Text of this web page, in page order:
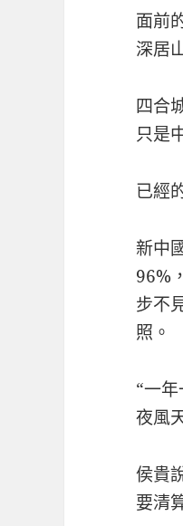
面前
深居
四合
只是
已經
新中
96%
步不
照。
“一
夜風
侯貴
要清